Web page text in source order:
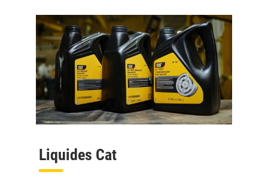
Liquides Cat